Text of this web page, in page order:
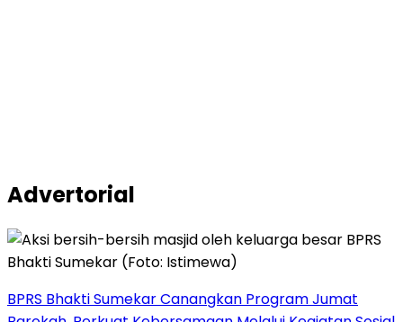
Advertorial
BPRS Bhakti Sumekar Canangkan Program Jumat